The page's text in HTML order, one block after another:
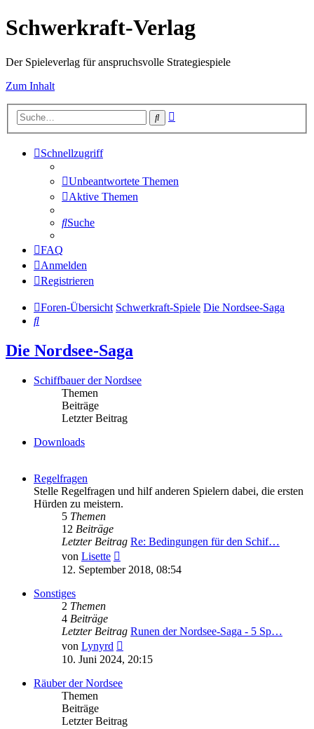
Schwerkraft-Verlag
Der Spieleverlag für anspruchsvolle Strategiespiele
Zum Inhalt
Suche
Schnellzugriff
Unbeantwortete Themen
Aktive Themen
Suche
FAQ
Anmelden
Registrieren
Foren-Übersicht Schwerkraft-Spiele Die Nordsee-Saga
Suche
Die Nordsee-Saga
Schiffbauer der Nordsee
Themen
Beiträge
Letzter Beitrag
Downloads
Regelfragen
Stelle Regelfragen und hilf anderen Spielern dabei, die ersten
Hürden zu meistern.
5 Themen
12 Beiträge
Letzter Beitrag Re: Bedingungen für den Schif…
von Lisette
Beitrag
12. September 2018, 08:54
Sonstiges
2 Themen
4 Beiträge
Letzter Beitrag Runen der Nordsee-Saga - 5 Sp…
von Lynyrd
Beitrag
10. Juni 2024, 20:15
Räuber der Nordsee
Themen
Beiträge
Letzter Beitrag